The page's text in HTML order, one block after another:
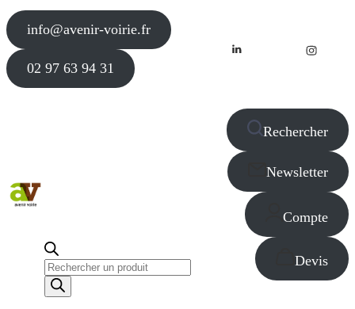
info@avenir-voirie.fr
02 97 63 94 31
Recherche
de
produits
Rechercher
Newsletter
Compte
Devis